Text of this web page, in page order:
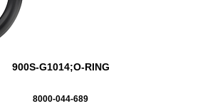
900S-G1014;O-RING
8000-044-689